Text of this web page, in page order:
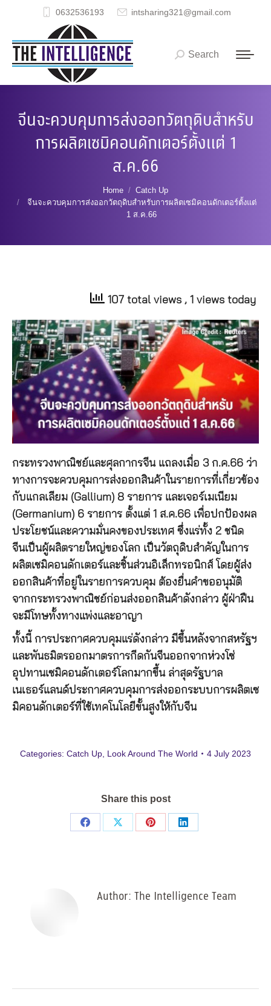
0632536193 intsharing321@gmail.com
Search:
Search
จีนจะควบคุมการส่งออกวัตถุดิบสำหรับ
การผลิตเซมิคอนดักเตอร์ตั้งแต่ 1
ส.ค.66
Home
Catch Up
จีนจะควบคุมการส่งออกวัตถุดิบสำหรับการผลิตเซมิคอนดักเตอร์ตั้งแต่
1 ส.ค.66
107 total views , 1 views today
กระทรวงพาณิชย์และศุลกากรจีน แถลงเมื่อ 3 ก.ค.66 ว่า
ทางการจะควบคุมการส่งออกสินค้าในรายการที่เกี่ยวข้อง
กับแกลเลียม (Gallium) 8 รายการ และเจอร์เมเนียม
(Germanium) 6 รายการ ตั้งแต่ 1 ส.ค.66 เพื่อปกป้องผล
ประโยชน์และความมั่นคงของประเทศ ซึ่งแร่ทั้ง 2 ชนิด
จีนเป็นผู้ผลิตรายใหญ่ของโลก เป็นวัตถุดิบสำคัญในการ
ผลิตเซมิคอนดักเตอร์และชิ้นส่วนอิเล็กทรอนิกส์ โดยผู้ส่ง
ออกสินค้าที่อยู่ในรายการควบคุม ต้องยื่นคำขออนุมัติ
จากกระทรวงพาณิชย์ก่อนส่งออกสินค้าดังกล่าว ผู้ฝ่าฝืน
จะมีโทษทั้งทางแพ่งและอาญา
ทั้งนี้ การประกาศควบคุมแร่ดังกล่าว มีขึ้นหลังจากสหรัฐฯ
และพันธมิตรออกมาตรการกีดกันจีนออกจากห่วงโซ่
อุปทานเซมิคอนดักเตอร์โลกมากขึ้น ล่าสุดรัฐบาล
เนเธอร์แลนด์ประกาศควบคุมการส่งออกระบบการผลิตเซ
มิคอนดักเตอร์ที่ใช้เทคโนโลยีขั้นสูงให้กับจีน
Categories: Catch Up Look Around The World 4 July 2023
Share this post
Share
Share
Share
Share
Author: The Intelligence Team